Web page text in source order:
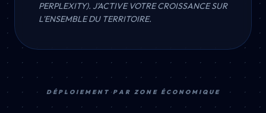
PERPLEXITY). J'ACTIVE VOTRE CROISSANCE SUR
L'ENSEMBLE DU TERRITOIRE.
DÉPLOIEMENT PAR ZONE ÉCONOMIQUE